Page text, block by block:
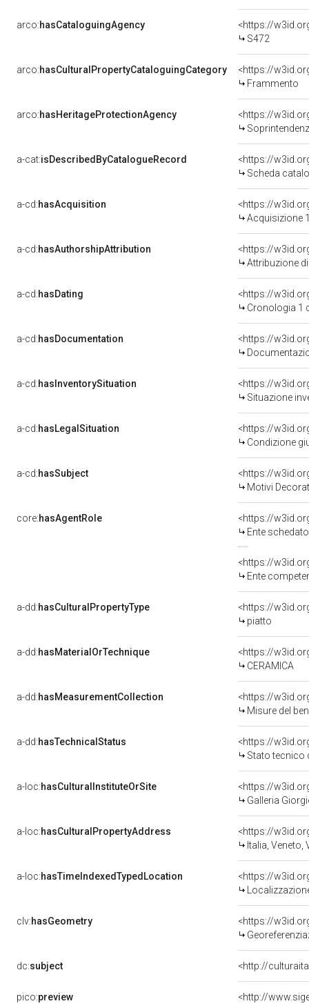
arco:hasCataloguingAgency
<https://
S472
arco:hasCulturalPropertyCataloguingCategory
<https://
Frammento
arco:hasHeritageProtectionAgency
<https://
Soprintendenza
a-cat:isDescribedByCatalogueRecord
<https://
Scheda
a-cd:hasAcquisition
<https://
Acquisizione
a-cd:hasAuthorshipAttribution
Attribuzione
a-cd:hasDating
<https://
Cronologia 1
a-cd:hasDocumentation
a-cd:hasInventorySituation
<https://
Situazione
a-cd:hasLegalSituation
<https://
Condizione
a-cd:hasSubject
<https://
Motivi
core:hasAgentRole
<https://
Ente
<https://
Ente competente per tutela
a-dd:hasCulturalPropertyType
piatto
a-dd:hasMaterialOrTechnique
<https://
CERAMICA
a-dd:hasMeasurementCollection
<https://
Misure del
a-dd:hasTechnicalStatus
<https://
Stato tecnico
a-loc:hasCulturalInstituteOrSite
<https://
Galleria
a-loc:hasCulturalPropertyAddress
<https://
Italia, Veneto,
a-loc:hasTimeIndexedTypedLocation
<https://
clv:hasGeometry
<https://
dc:subject <http://
pico:preview